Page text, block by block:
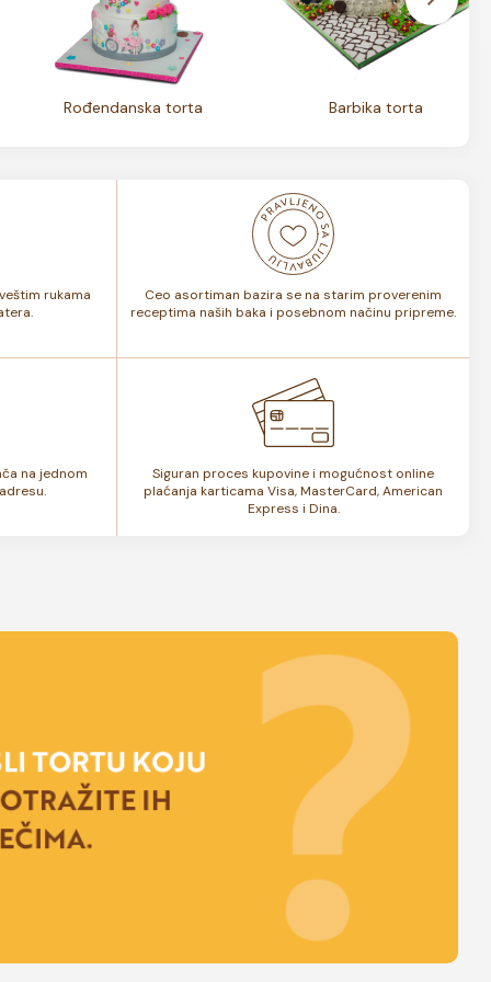
Rođendanska torta Barbika torta
rukama
Ceo asortiman bazira se na starim proverenim
receptima naših baka i posebnom načinu pripreme.
na jednom
Siguran proces kupovine i mogućnost online
plaćanja karticama Visa, MasterCard, American
Express i Dina.